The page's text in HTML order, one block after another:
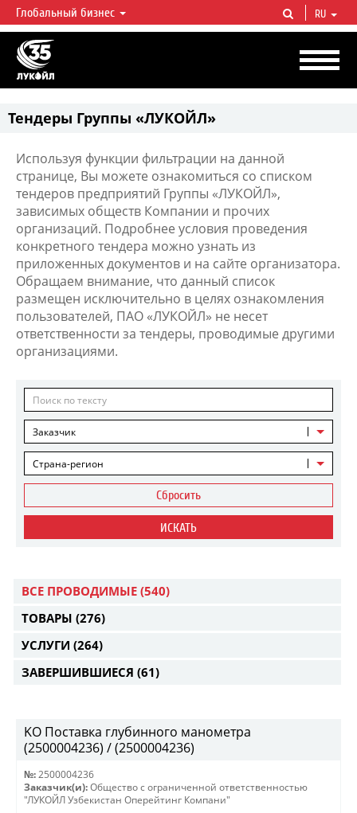
ЛУКОЙЛ СЕГОДНЯ
ЛУКОЙЛ — одна из крупнейших вертикально интегрированных
нефтегазовых компаний в мире, на долю которой приходится более 2%
мировой добычи нефти и около 1% доказанных запасов углеводородов.
Глобальный бизнес RU
Тендеры Группы «ЛУКОЙЛ»
Используя функции фильтрации на данной
странице, Вы можете ознакомиться со списком
тендеров предприятий Группы «ЛУКОЙЛ»,
зависимых обществ Компании и прочих
организаций. Подробнее условия проведения
конкретного тендера можно узнать из
приложенных документов и на сайте организатора.
Обращаем внимание, что данный список
размещен исключительно в целях ознакомления
пользователей, ПАО «ЛУКОЙЛ» не несет
ответственности за тендеры, проводимые другими
организациями.
Заказчик
Страна-регион
Сбросить
ИСКАТЬ
ВСЕ ПРОВОДИМЫЕ (540)
ТОВАРЫ (276)
УСЛУГИ (264)
ЗАВЕРШИВШИЕСЯ (61)
KO Поставка глубинного манометра
(2500004236) / (2500004236)
№: 2500004236
Заказчик(и): Общество с ограниченной ответственностью
"ЛУКОЙЛ Узбекистан Оперейтинг Компани"